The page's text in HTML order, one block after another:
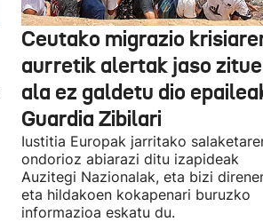
Ceutako migrazio
aurretik alertak jaso
ala ez galdetu dio
Guardia Zibilari
Iustitia Europak jarritako
ondorioz abiarazi ditu izapideak
Auzitegi Nazionalak, eta bizi
eta hildakoen kokapenari buruzko
informazioa eskatu du.